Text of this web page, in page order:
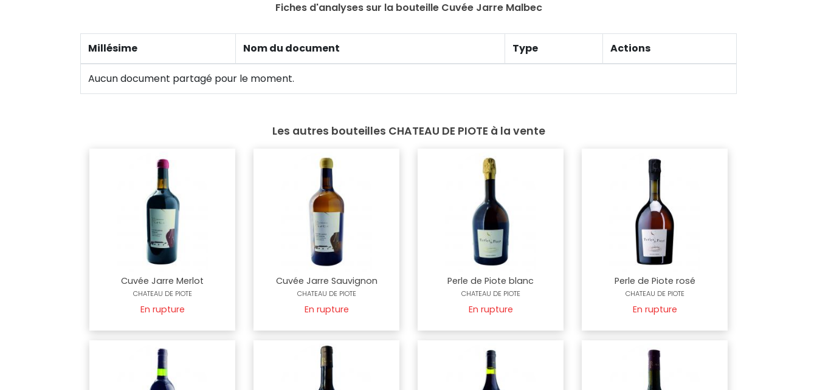
Fiches d'analyses sur la bouteille Cuvée Jarre Malbec
Millésime Nom du document Type Actions
Aucun document partagé pour le moment.
Les autres bouteilles CHATEAU DE PIOTE à la vente
Cuvée Jarre Merlot
CHATEAU DE PIOTE
En rupture
Cuvée Jarre Sauvignon
CHATEAU DE PIOTE
En rupture
Perle de Piote blanc
CHATEAU DE PIOTE
En rupture
Perle de Piote rosé
CHATEAU DE PIOTE
En rupture